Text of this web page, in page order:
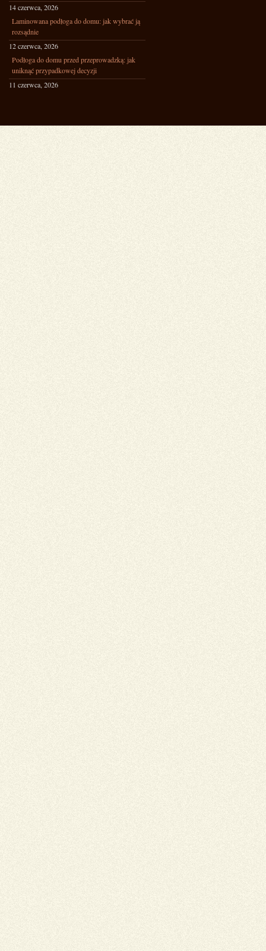
14 czerwca, 2026
Laminowana podłoga do domu: jak wybrać ją
rozsądnie
12 czerwca, 2026
Podłoga do domu przed przeprowadzką: jak
uniknąć przypadkowej decyzji
11 czerwca, 2026